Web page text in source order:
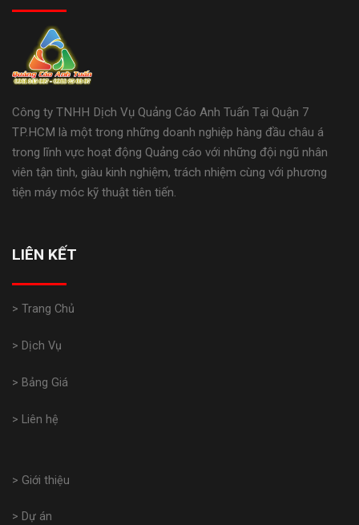
Công ty TNHH Dịch Vụ Quảng Cáo Anh Tuấn Tại Quận 7
TP.HCM là một trong những doanh nghiệp hàng đầu châu á
trong lĩnh vực hoạt động Quảng cáo với những đội ngũ nhân
viên tận tình, giàu kinh nghiệm, trách nhiệm cùng với phương
tiện máy móc kỹ thuật tiên tiến.
LIÊN KẾT
> Trang Chủ
> Dịch Vụ
> Bảng Giá
> Liên hệ
> Giới thiệu
> Dự án